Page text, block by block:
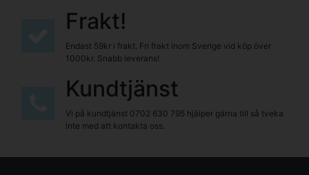
Frakt!
Endast 59kr i frakt. Fri frakt inom Sverige vid köp över
1000kr. Snabb leverans!
Kundtjänst
Vi på kundtjänst 0702 630 795 hjälper gärna till så tveka
inte med att kontakta oss.